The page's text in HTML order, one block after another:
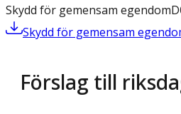
Skydd för gemensam egendom
Skydd för gemensam
Förslag till